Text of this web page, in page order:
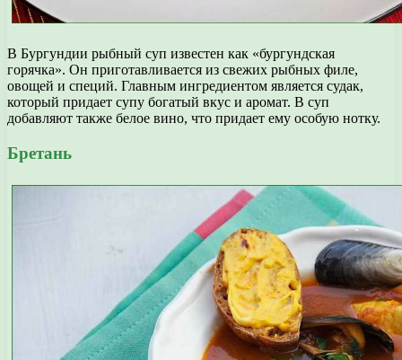
В Бургундии рыбный суп известен как «бургундская
горячка». Он приготавливается из свежих рыбных филе,
овощей и специй. Главным ингредиентом является судак,
который придает супу богатый вкус и аромат. В суп
добавляют также белое вино, что придает ему особую нотку.
Бретань